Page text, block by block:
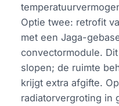
Optie twee: retrofit
met een Jaga-
convectormodule.
slopen; de ruimte
krijgt extra afgifte.
radiatorvergroting in